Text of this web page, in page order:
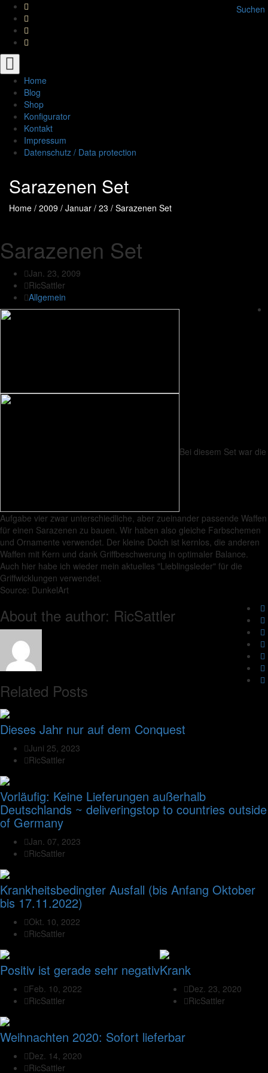
Suchen
Toggle
navigation
Home
Blog
Shop
Konfigurator
Kontakt
Impressum
Datenschutz / Data protection
Sarazenen Set
Home / 2009 / Januar / 23 / Sarazenen Set
Sarazenen Set
Jan. 23, 2009
RicSattler
Allgemein
Bei diesem Set war die
Aufgabe vier zwar unterschiedliche, aber zueinander passende Waffen
für einen Sarazenen zu bauen. Wir haben also gleiche Farbschemen
und Ornamente verwendet. Der kleine Dolch ist kernlos, die anderen
Waffen mit Kern und dank Griffbeschwerung in optimaler Balance.
Auch hier habe ich wieder mein aktuelles "Lieblingsleder" für die
Griffwicklungen verwendet.
Source: DunkelArt
About the author: RicSattler
Related Posts
Dieses Jahr nur auf dem Conquest
Juni 25, 2023
RicSattler
Vorläufig: Keine Lieferungen außerhalb
Deutschlands ~ deliveringstop to countries outside
of Germany
Jan. 07, 2023
RicSattler
Krankheitsbedingter Ausfall (bis Anfang Oktober
bis 17.11.2022)
Okt. 10, 2022
RicSattler
Positiv ist gerade sehr negativ
Feb. 10, 2022
RicSattler
Krank
Dez. 23, 2020
RicSattler
Weihnachten 2020: Sofort lieferbar
Dez. 14, 2020
RicSattler